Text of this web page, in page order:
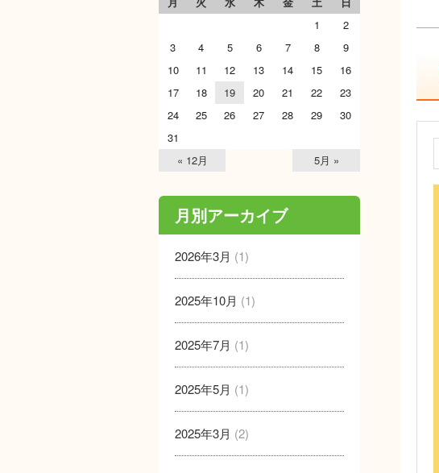
1
2
3
4 5 6 7 8
9
10
11 12 13 14 15
16
17
18 19 20 21 22
23
24
25 26 27 28 29
30
31
« 12月
5月 »
月別アーカイブ
2026年3月 (1)
2025年10月 (1)
2025年7月 (1)
2025年5月 (1)
2025年3月 (2)